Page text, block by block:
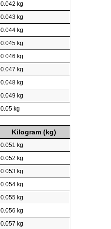
0.042 kg
0.043 kg
0.044 kg
0.045 kg
0.046 kg
0.047 kg
0.048 kg
0.049 kg
0.05 kg
Kilogram (kg)
0.051 kg
0.052 kg
0.053 kg
0.054 kg
0.055 kg
0.056 kg
0.057 kg